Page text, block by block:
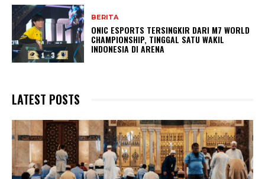
BERITA
ONIC ESPORTS TERSINGKIR DARI M7 WORLD
CHAMPIONSHIP, TINGGAL SATU WAKIL
INDONESIA DI ARENA
LATEST POSTS